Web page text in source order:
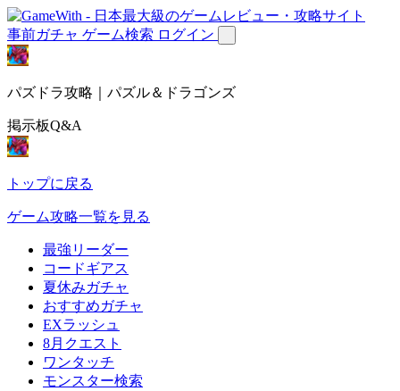
事前ガチャ ゲーム検索 ログイン
パズドラ攻略｜パズル＆ドラゴンズ
掲示板Q&A
トップに戻る
ゲーム攻略一覧を見る
最強リーダー
コードギアス
夏休みガチャ
おすすめガチャ
EXラッシュ
8月クエスト
ワンタッチ
モンスター検索